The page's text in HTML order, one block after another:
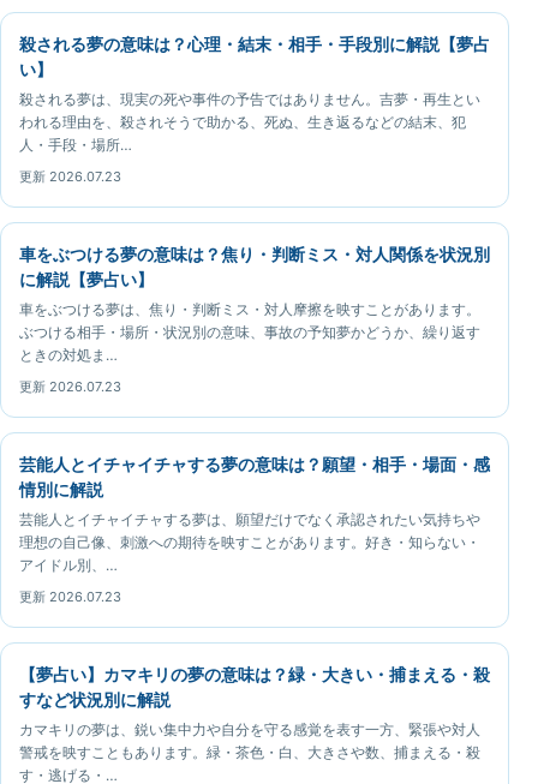
殺される夢の意味は？心理・結末・相手・手段別に解説【夢占
い】
殺される夢は、現実の死や事件の予告ではありません。吉夢・再生とい
われる理由を、殺されそうで助かる、死ぬ、生き返るなどの結末、犯
人・手段・場所…
更新 2026.07.23
車をぶつける夢の意味は？焦り・判断ミス・対人関係を状況別
に解説【夢占い】
車をぶつける夢は、焦り・判断ミス・対人摩擦を映すことがあります。
ぶつける相手・場所・状況別の意味、事故の予知夢かどうか、繰り返す
ときの対処ま…
更新 2026.07.23
芸能人とイチャイチャする夢の意味は？願望・相手・場面・感
情別に解説
芸能人とイチャイチャする夢は、願望だけでなく承認されたい気持ちや
理想の自己像、刺激への期待を映すことがあります。好き・知らない・
アイドル別、…
更新 2026.07.23
【夢占い】カマキリの夢の意味は？緑・大きい・捕まえる・殺
すなど状況別に解説
カマキリの夢は、鋭い集中力や自分を守る感覚を表す一方、緊張や対人
警戒を映すこともあります。緑・茶色・白、大きさや数、捕まえる・殺
す・逃げる・…